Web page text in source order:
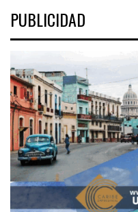
PUBLICIDAD